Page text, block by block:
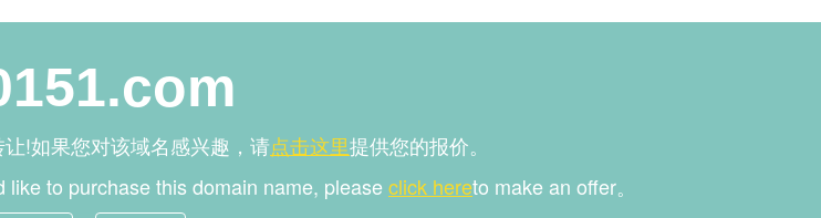
!如果您对该域名感兴趣，请点击这里提供您的报价。
like to purchase this domain name, pleaseclick hereto make an offer。